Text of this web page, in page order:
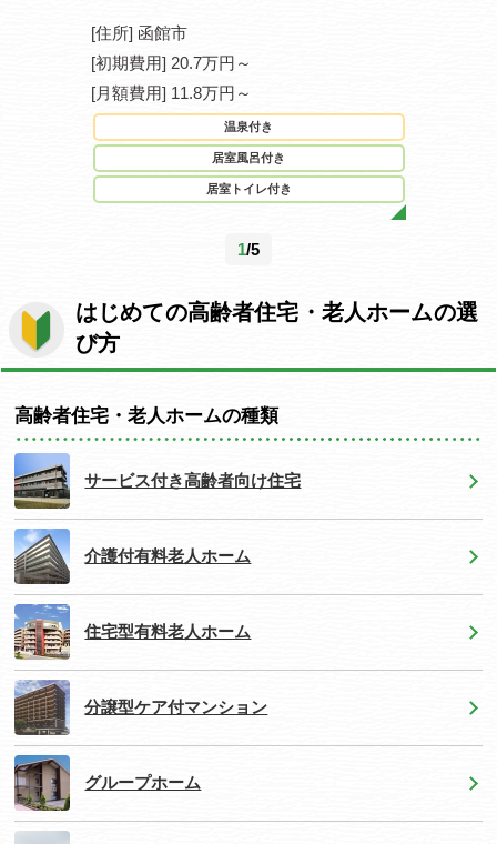
[住所] 函館市
[初期費用] 20.7万円～
[月額費用] 11.8万円～
温泉付き
居室風呂付き
居室トイレ付き
1/5
はじめての高齢者住宅・老人ホームの選
び方
高齢者住宅・老人ホームの種類
サービス付き高齢者向け住宅
介護付有料老人ホーム
住宅型有料老人ホーム
分譲型ケア付マンション
グループホーム